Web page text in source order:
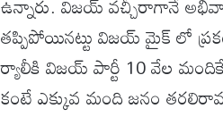
తప్పిపోయినట్టు విజయ్ మైక్ లో
ర్యాలీకి విజయ్ పార్టీ 10 వేల
కంటే ఎక్కువ మంది జనం